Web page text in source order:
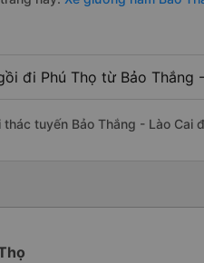
đi Phú Thọ từ Bảo Thắng
tuyến Bảo Thắng - Lào Cai